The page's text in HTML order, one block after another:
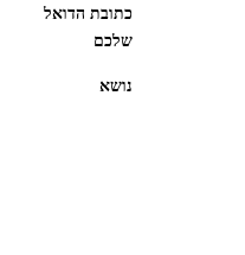
כתובת הדואל
שלכם
נושא